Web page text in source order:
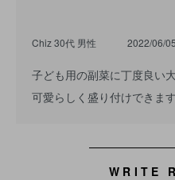
Chiz 30代 男性 2022/06/
子ども用の副菜に丁度良い
可愛らしく盛り付けできます
WRITE